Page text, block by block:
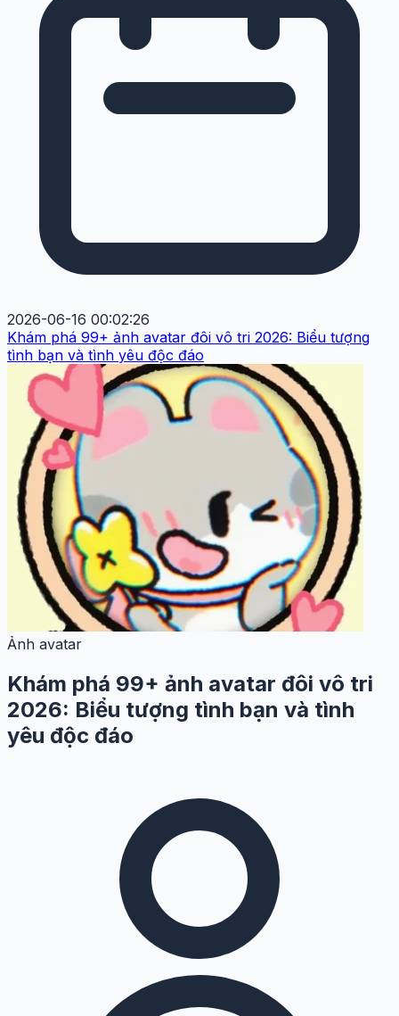
2026-06-16 00:02:26
Khám phá 99+ ảnh avatar đôi vô tri 2026: Biểu tượng
tình bạn và tình yêu độc đáo
Ảnh avatar
Khám phá 99+ ảnh avatar đôi vô tri
2026: Biểu tượng tình bạn và tình
yêu độc đáo